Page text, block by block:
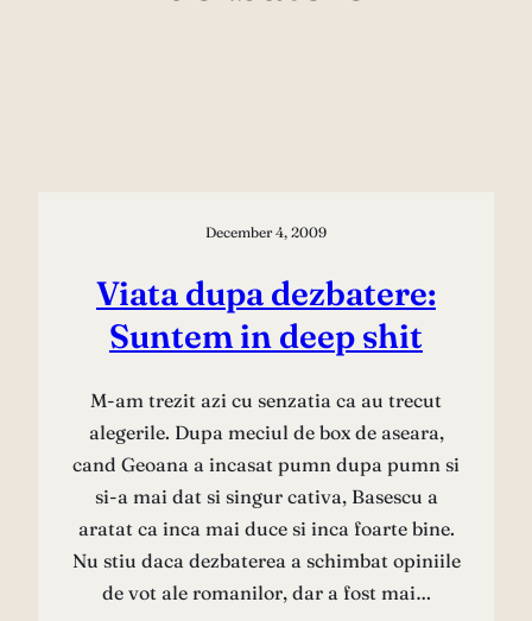
December 4, 2009
Viata dupa dezbatere:
Suntem in deep shit
M-am trezit azi cu senzatia ca au trecut
alegerile. Dupa meciul de box de aseara,
cand Geoana a incasat pumn dupa pumn si
si-a mai dat si singur cativa, Basescu a
aratat ca inca mai duce si inca foarte bine.
Nu stiu daca dezbaterea a schimbat opiniile
de vot ale romanilor, dar a fost mai…